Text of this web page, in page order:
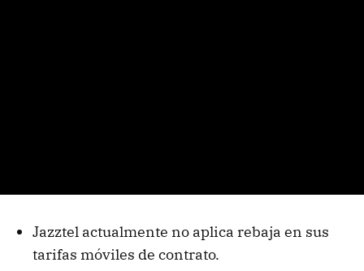
Jazztel actualmente no aplica rebaja en sus
tarifas móviles de contrato.